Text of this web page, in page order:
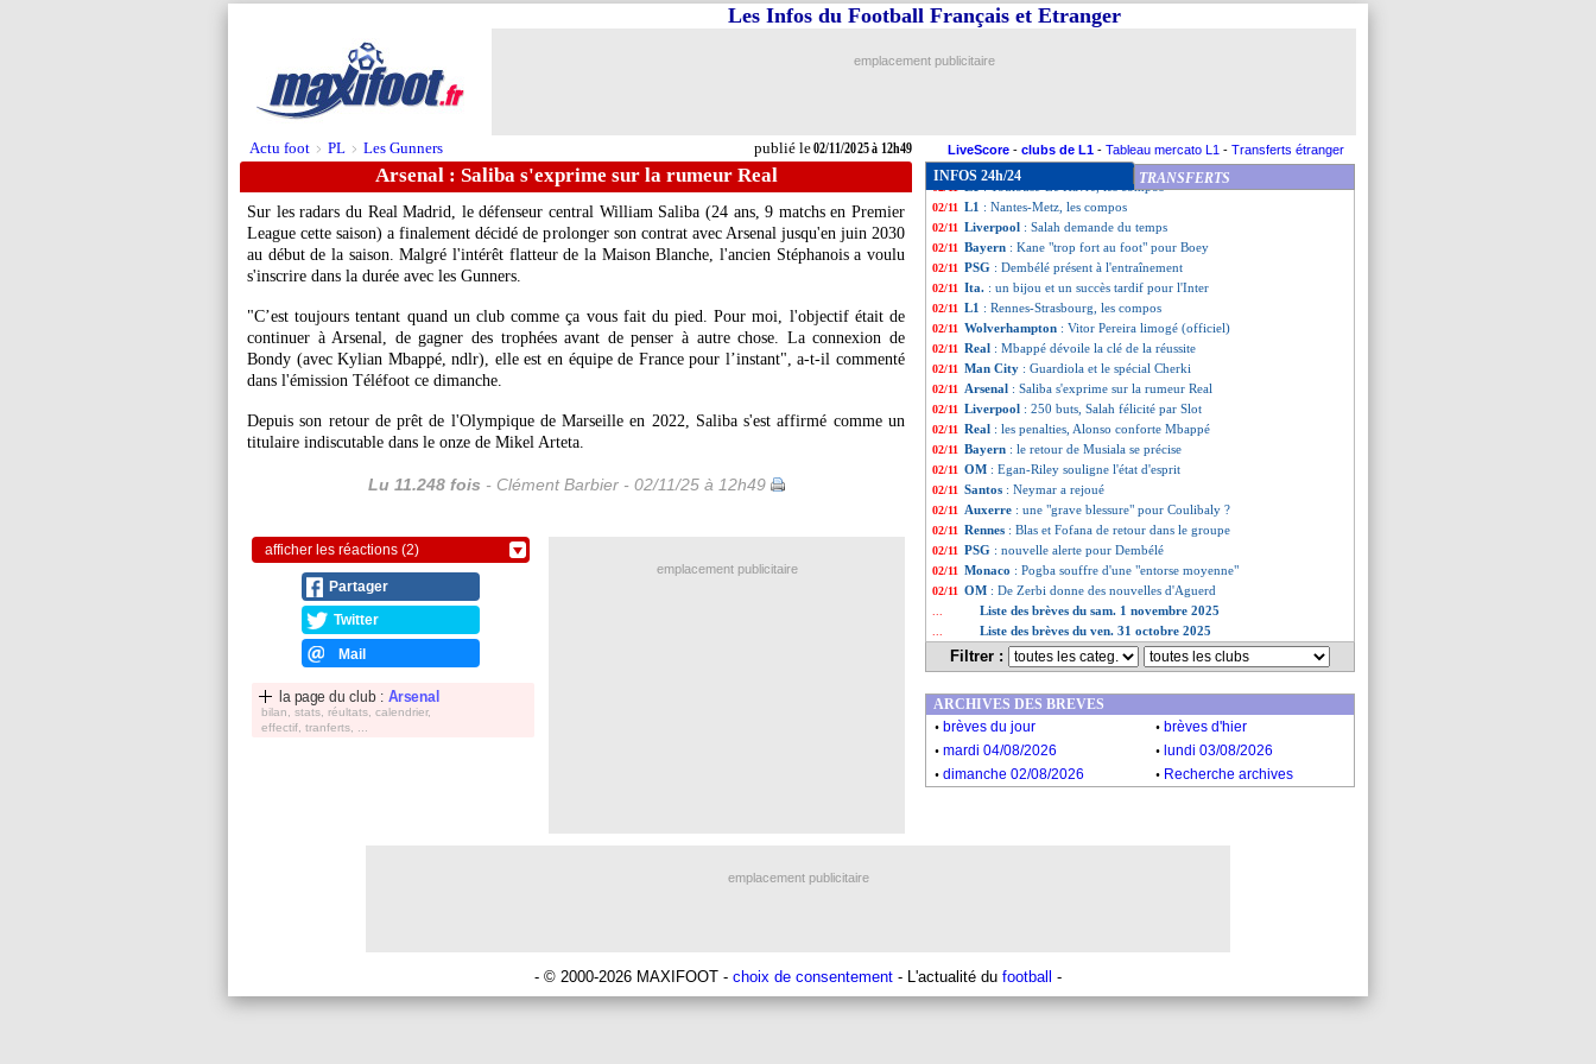
Actu foot > PL > Les Gunners publié le02/11/2025 à 12h49
Les Infos du Football Français et Etranger
emplacement publicitaire
LiveScore - clubs de L1 - Tableau mercato L1 - Transferts étranger
Arsenal : Saliba s'exprime sur la rumeur Real
Sur les radars du Real Madrid, le défenseur central William Saliba (24 ans, 9 matchs en Premier
League cette saison) a finalement décidé de prolonger son contrat avec Arsenal jusqu'en juin 2030
au début de la saison. Malgré l'intérêt flatteur de la Maison Blanche, l'ancien Stéphanois a voulu
s'inscrire dans la durée avec les Gunners.
"C’est toujours tentant quand un club comme ça vous fait du pied. Pour moi, l'objectif était de
continuer à Arsenal, de gagner des trophées avant de penser à autre chose. La connexion de
Bondy (avec Kylian Mbappé, ndlr), elle est en équipe de France pour l’instant", a-t-il commenté
dans l'émission Téléfoot ce dimanche.
Depuis son retour de prêt de l'Olympique de Marseille en 2022, Saliba s'est affirmé comme un
titulaire indiscutable dans le onze de Mikel Arteta.
Lu 11.248 fois - Clément Barbier - 02/11/25 à 12h49
afficher les réactions (2)
Partager
Twitter
Mail
la page du club : Arsenal
bilan, stats, réultats, calendrier,
effectif, tranferts, ...
INFOS 24h/24 TRANSFERTS
02/11 Rennes: H. Beye - "pas plus de sérénité"
02/11 Genoa: De Rossi favori pour succéder à Vieira ?
02/11 Strasbourg
02/11 L1: Lille-Angers, les compos
02/11 L1: Lens-Lorient, les compos
: Toulouse-Le Havre, les compos
02/11 L1 : Nantes-Metz, les compos
02/11 Liverpool : Salah demande du temps
02/11 Bayern : Kane "trop fort au foot" pour Boey
02/11 PSG : Dembélé présent à l'entraînement
02/11 Ita. : un bijou et un succès tardif pour l'Inter
02/11 L1 : Rennes-Strasbourg, les compos
02/11 Wolverhampton : Vitor Pereira limogé (officiel)
02/11 Real : Mbappé dévoile la clé de la réussite
02/11 Man City : Guardiola et le spécial Cherki
02/11 Arsenal : Saliba s'exprime sur la rumeur Real
02/11 Liverpool : 250 buts, Salah félicité par Slot
02/11 Real : les penalties, Alonso conforte Mbappé
02/11 Bayern : le retour de Musiala se précise
02/11 OM : Egan-Riley souligne l'état d'esprit
02/11 Santos : Neymar a rejoué
02/11 Auxerre : une "grave blessure" pour Coulibaly ?
02/11 Rennes : Blas et Fofana de retour dans le groupe
02/11 PSG : nouvelle alerte pour Dembélé
02/11 Monaco : Pogba souffre d'une "entorse moyenne"
02/11 OM : De Zerbi donne des nouvelles d'Aguerd
Liste des brèves du sam. 1 novembre 2025
Liste des brèves du ven. 31 octobre 2025
Filtrer :
emplacement publicitaire
ARCHIVES DES BREVES
. brèves du jour . brèves d'hier
. mardi 04/08/2026 . lundi 03/08/2026
. dimanche 02/08/2026 . Recherche archives
emplacement publicitaire
- © 2000-2026 MAXIFOOT - choix de consentement - L'actualité du football -